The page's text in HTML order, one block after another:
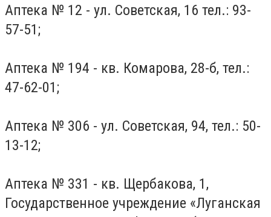
Аптека № 12 - ул. Советская, 16 тел.: 93-
57-51;
Аптека № 194 - кв. Комарова, 28-б, тел.:
47-62-01;
Аптека № 306 - ул. Советская, 94, тел.: 50-
13-12;
Аптека № 331 - кв. Щербакова, 1,
Государственное учреждение «Луганская